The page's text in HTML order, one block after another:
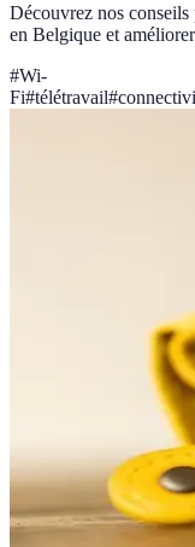
Découvrez nos
en Belgique et
#Wi-
Fi#télétravail#